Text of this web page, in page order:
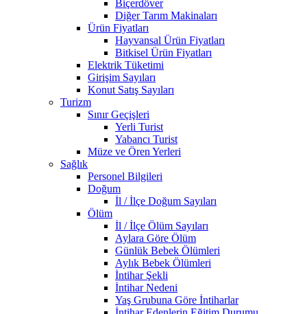
Biçerdöver
Diğer Tarım Makinaları
Ürün Fiyatları
Hayvansal Ürün Fiyatları
Bitkisel Ürün Fiyatları
Elektrik Tüketimi
Girişim Sayıları
Konut Satış Sayıları
Turizm
Sınır Geçişleri
Yerli Turist
Yabancı Turist
Müze ve Ören Yerleri
Sağlık
Personel Bilgileri
Doğum
İl / İlçe Doğum Sayıları
Ölüm
İl / İlçe Ölüm Sayıları
Aylara Göre Ölüm
Günlük Bebek Ölümleri
Aylık Bebek Ölümleri
İntihar Şekli
İntihar Nedeni
Yaş Grubuna Göre İntiharlar